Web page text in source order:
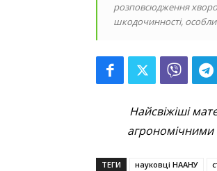
розповсюдження
шкодочинності,
Найсвіжіші
агрономічними
ТЕГИ науковці НААНУ